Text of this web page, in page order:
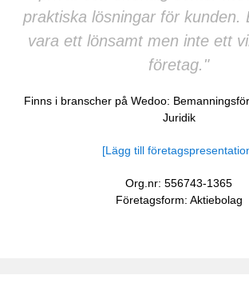
praktiska lösningar för kunden.
vara ett lönsamt men inte ett
företag."
Finns i branscher på Wedoo:
Juridik
[Lägg till
Org.nr: 556743-1365
Företagsform: Aktiebolag